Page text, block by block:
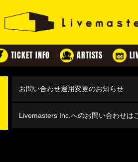
TICKET INFO ARTISTS
お問い合わせ運用変更のお知らせ
Livemasters Inc.へのお問い合わせは